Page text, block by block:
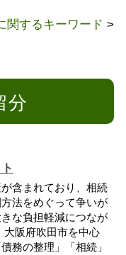
関するキーワード >
分
含まれており、相続
法をめぐって争いが
な負担軽減につなが
大阪府吹田市を中心
務の整理」「相続」